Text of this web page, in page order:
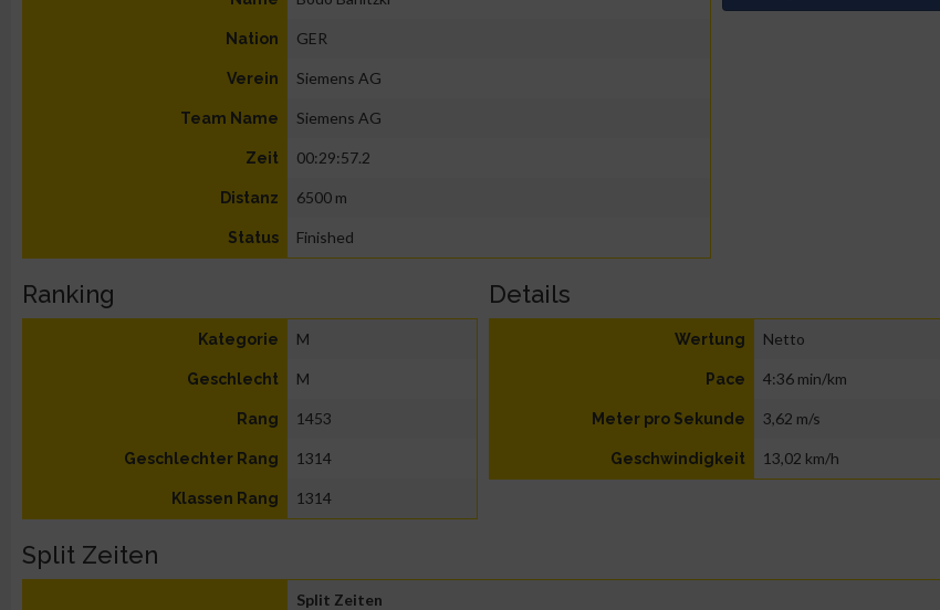
Nation GER
Verein Siemens AG
Team Name Siemens AG
Zeit 00:29:57.2
Distanz 6500 m
Status Finished
Ranking
Kategorie M
Geschlecht M
Rang 1453
Geschlechter Rang 1314
Klassen Rang 1314
Details
Wertung Netto
Pace 4:36 min/km
Meter pro Sekunde 3,62 m/s
Geschwindigkeit 13,02 km/h
Split Zeiten
Split Zeiten